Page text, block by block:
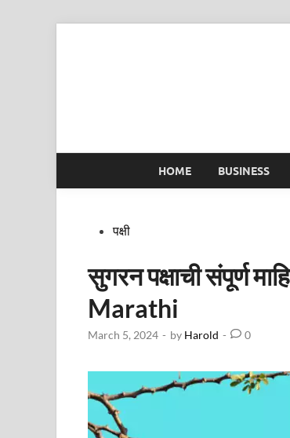
HOME BUSINESS
Posted
पक्षी
सुगरन पक्षाची संपूर्ण
Marathi
March 5, 2024 - by Harold - 0